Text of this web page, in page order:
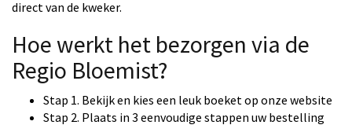
direct van de kweker.
Hoe werkt het bezorgen via de
Regio Bloemist?
Stap 1. Bekijk en kies een leuk boeket op onze website
Stap 2. Plaats in 3 eenvoudige stappen uw bestelling